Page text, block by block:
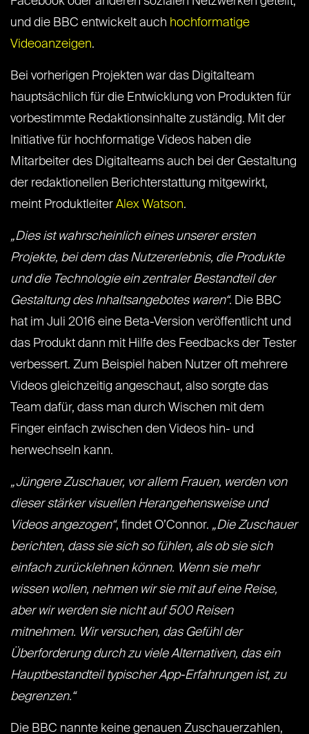
und die BBC entwickelt auch hochformatige
Videoanzeigen.
Bei vorherigen Projekten war das Digitalteam
hauptsächlich für die Entwicklung von Produkten für
vorbestimmte Redaktionsinhalte zuständig. Mit der
Initiative für hochformatige Videos haben die
Mitarbeiter des Digitalteams auch bei der Gestaltung
der redaktionellen Berichterstattung mitgewirkt,
meint Produktleiter Alex Watson.
„Dies ist wahrscheinlich eines unserer ersten
Projekte, bei dem das Nutzererlebnis, die Produkte
und die Technologie ein zentraler Bestandteil der
Gestaltung des Inhaltsangebotes waren“. Die BBC
hat im Juli 2016 eine Beta-Version veröffentlicht und
das Produkt dann mit Hilfe des Feedbacks der Tester
verbessert. Zum Beispiel haben Nutzer oft mehrere
Videos gleichzeitig angeschaut, also sorgte das
Team dafür, dass man durch Wischen mit dem
Finger einfach zwischen den Videos hin- und
herwechseln kann.
„Jüngere Zuschauer, vor allem Frauen, werden von
dieser stärker visuellen Herangehensweise und
Videos angezogen“, findet O’Connor. „Die Zuschauer
berichten, dass sie sich so fühlen, als ob sie sich
einfach zurücklehnen können. Wenn sie mehr
wissen wollen, nehmen wir sie mit auf eine Reise,
aber wir werden sie nicht auf 500 Reisen
mitnehmen. Wir versuchen, das Gefühl der
Überforderung durch zu viele Alternativen, das ein
Hauptbestandteil typischer App-Erfahrungen ist, zu
begrenzen.“
Die BBC nannte keine genauen Zuschauerzahlen,